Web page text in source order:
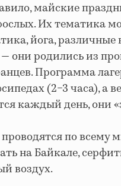
майские
Их тематика
йога,
они родились из
Программа
(2−3 часа), а
каждый день, они
по всему
на Байкале,
воздух.